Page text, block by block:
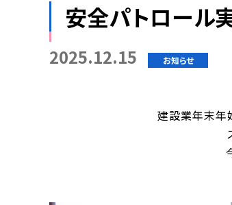
安全パトロール
2025.12.15 お知らせ
建設業年末年